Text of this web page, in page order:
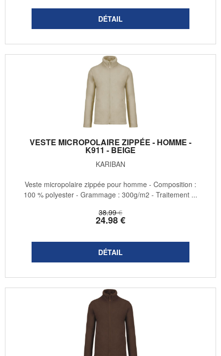
VESTE MICROPOLAIRE ZIPPÉE - HOMME -
K911 - BEIGE
KARIBAN
38.99 €
24.98€
Veste micropolaire zippée pour homme - Composition :
100 % polyester - Grammage : 300g/m2 - Traitement ...